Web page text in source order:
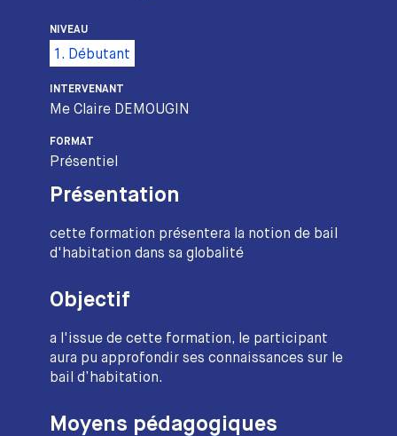
NIVEAU
1. Débutant
INTERVENANT
Me Claire DEMOUGIN
FORMAT
Présentiel
Présentation
cette formation présentera la notion de bail
d'habitation dans sa globalité
Objectif
a l'issue de cette formation, le participant
aura pu approfondir ses connaissances sur le
bail d’habitation.
Moyens pédagogiques